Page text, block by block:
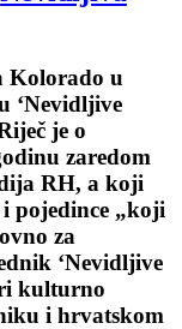
Kolorado u
‘Nevidljive
je o
zaredom
RH, a koji
pojedince „koji
za
‘Nevidljive
kulturno
i hrvatskom